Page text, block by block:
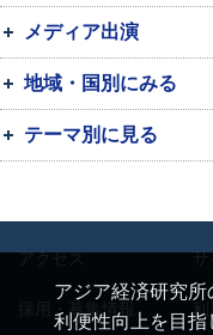
メディア出演
地域・国別にみる
テーマ別に見る
アジア経済研究
利便性向上を目
アクセス サ
採用・募集情報 利